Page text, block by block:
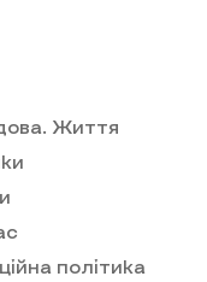
Життя
політика